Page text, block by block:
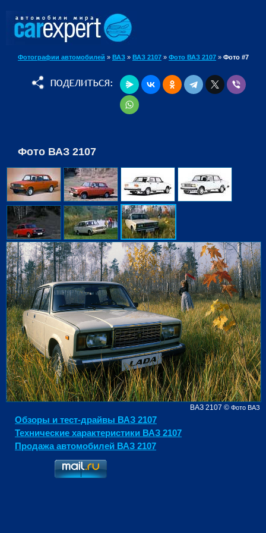
Фотографии автомобилей » ВАЗ » ВАЗ 2107 » Фото ВАЗ 2107 » Фото #7
Фото ВАЗ 2107
ВАЗ 2107 © Фото ВАЗ
Обзоры и тест-драйвы ВАЗ 2107
Технические характеристики ВАЗ 2107
Продажа автомобилей ВАЗ 2107